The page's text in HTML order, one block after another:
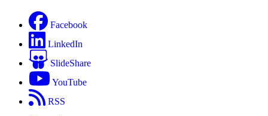
Facebook
LinkedIn
SlideShare
YouTube
RSS